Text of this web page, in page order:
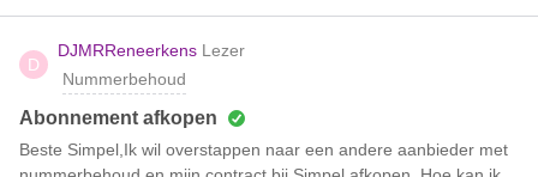
D
DJMRReneerkens Lezer
Nummerbehoud
Abonnement afkopen
Beste Simpel,Ik wil overstappen naar een andere aanbieder met